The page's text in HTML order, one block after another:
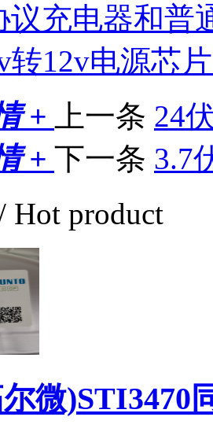
议充电器和普
转12v电源芯片
+
上一条 24
+ 下一条 3.7
Hot product
微)STI3470